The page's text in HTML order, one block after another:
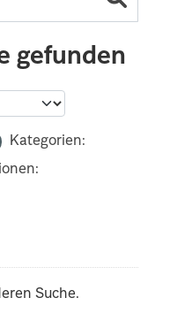
gefunden
Kategorien:
Suche.